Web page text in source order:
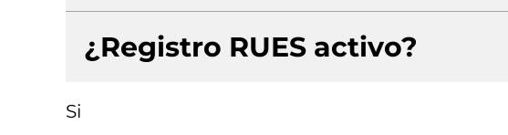
¿Registro RUES activo?
Si